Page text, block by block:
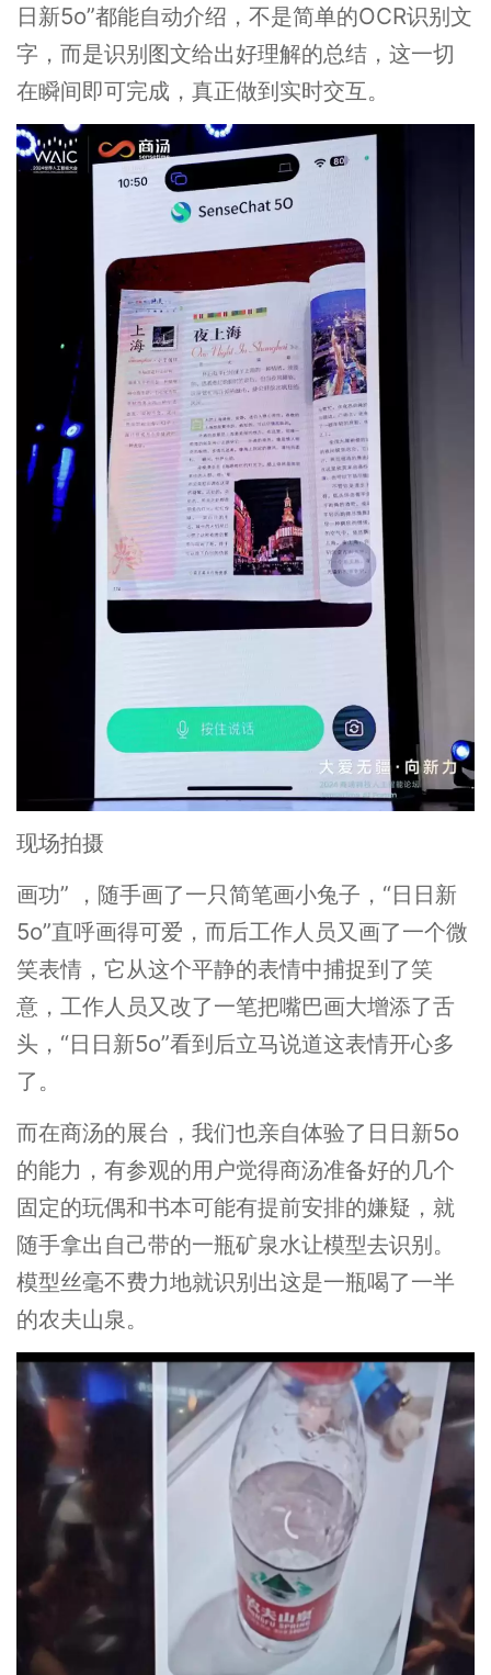
日新5o”都能自动介绍，不是简单的OCR识别文
字，而是识别图文给出好理解的总结，这一切
在瞬间即可完成，真正做到实时交互。
现场拍摄
画功” ，随手画了一只简笔画小兔子，“日日新
5o”直呼画得可爱，而后工作人员又画了一个微
笑表情，它从这个平静的表情中捕捉到了笑
意，工作人员又改了一笔把嘴巴画大增添了舌
头，“日日新5o”看到后立马说道这表情开心多
了。
而在商汤的展台，我们也亲自体验了日日新5o
的能力，有参观的用户觉得商汤准备好的几个
固定的玩偶和书本可能有提前安排的嫌疑，就
随手拿出自己带的一瓶矿泉水让模型去识别。
模型丝毫不费力地就识别出这是一瓶喝了一半
的农夫山泉。